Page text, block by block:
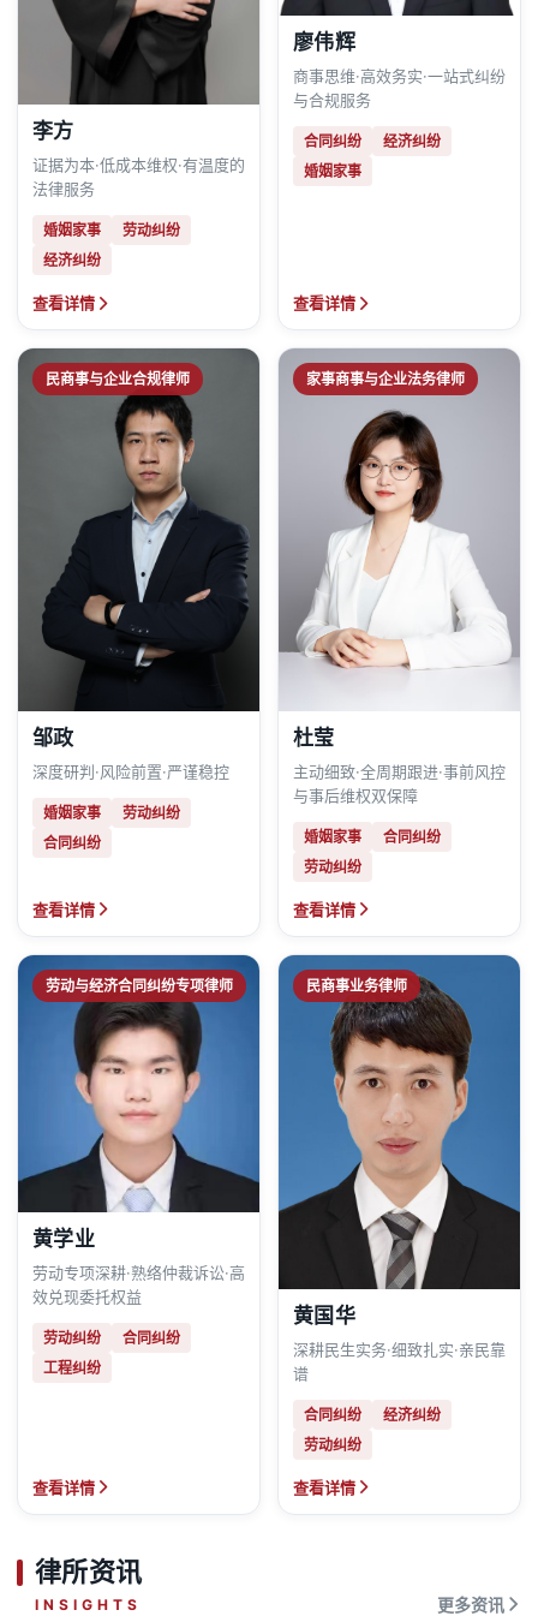
李方
证据为本·低成本维权·有温度的
法律服务
婚姻家事
劳动纠纷
经济纠纷
查看详情
廖伟辉
商事思维·高效务实·一站式纠纷
与合规服务
合同纠纷
经济纠纷
婚姻家事
查看详情
民商事与企业合规律师
邹政
深度研判·风险前置·严谨稳控
婚姻家事
劳动纠纷
合同纠纷
查看详情
家事商事与企业法务律师
杜莹
主动细致·全周期跟进·事前风控
与事后维权双保障
婚姻家事
合同纠纷
劳动纠纷
查看详情
劳动与经济合同纠纷专项律师
黄学业
劳动专项深耕·熟络仲裁诉讼·高
效兑现委托权益
劳动纠纷
合同纠纷
工程纠纷
查看详情
民商事业务律师
黄国华
深耕民生实务·细致扎实·亲民靠
谱
合同纠纷
经济纠纷
劳动纠纷
查看详情
律所资讯
INSIGHTS 更多资讯